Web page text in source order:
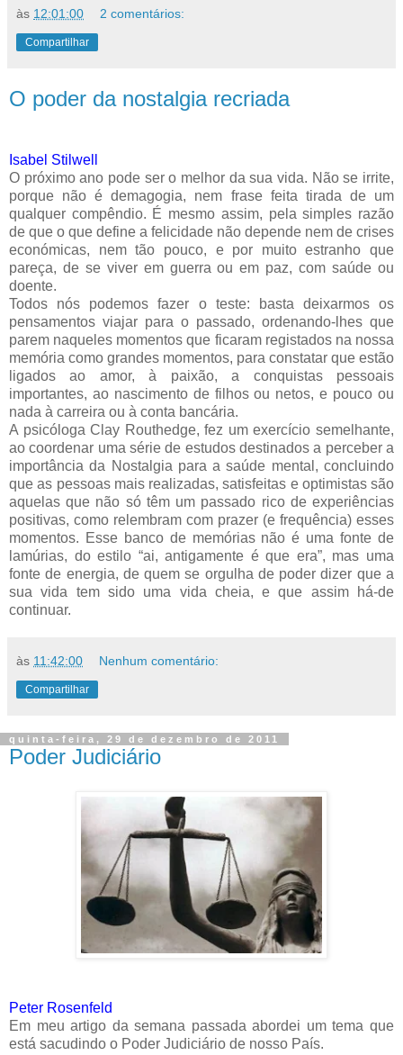
às 12:01:00 2 comentários:
Compartilhar
O poder da nostalgia recriada
Isabel Stilwell
O próximo ano pode ser o melhor da sua vida. Não se irrite,
porque não é demagogia, nem frase feita tirada de um
qualquer compêndio. É mesmo assim, pela simples razão
de que o que define a felicidade não depende nem de crises
económicas, nem tão pouco, e por muito estranho que
pareça, de se viver em guerra ou em paz, com saúde ou
doente.
Todos nós podemos fazer o teste: basta deixarmos os
pensamentos viajar para o passado, ordenando-lhes que
parem naqueles momentos que ficaram registados na nossa
memória como grandes momentos, para constatar que estão
ligados ao amor, à paixão, a conquistas pessoais
importantes, ao nascimento de filhos ou netos, e pouco ou
nada à carreira ou à conta bancária.
A psicóloga Clay Routhedge, fez um exercício semelhante,
ao coordenar uma série de estudos destinados a perceber a
importância da Nostalgia para a saúde mental, concluindo
que as pessoas mais realizadas, satisfeitas e optimistas são
aquelas que não só têm um passado rico de experiências
positivas, como relembram com prazer (e frequência) esses
momentos. Esse banco de memórias não é uma fonte de
lamúrias, do estilo “ai, antigamente é que era”, mas uma
fonte de energia, de quem se orgulha de poder dizer que a
sua vida tem sido uma vida cheia, e que assim há-de
continuar.
às 11:42:00 Nenhum comentário:
Compartilhar
quinta-feira, 29 de dezembro de 2011
Poder Judiciário
Peter Rosenfeld
Em meu artigo da semana passada abordei um tema que
está sacudindo o Poder Judiciário de nosso País.